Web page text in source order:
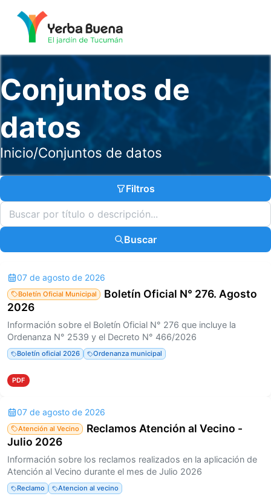
Conjuntos de
datos
Inicio/Conjuntos de datos
Filtros
Buscar
07 de agosto de 2026
Boletín Oficial Municipal
Boletín Oficial N° 276. Agosto
2026
Información sobre el Boletín Oficial N° 276 que incluye la
Ordenanza N° 2539 y el Decreto N° 466/2026
Boletín oficial 2026 Ordenanza municipal
PDF
07 de agosto de 2026
Atención al Vecino
Reclamos Atención al Vecino -
Julio 2026
Información sobre los reclamos realizados en la aplicación de
Atención al Vecino durante el mes de Julio 2026
Reclamo Atencion al vecino